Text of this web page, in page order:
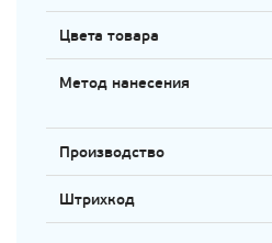
Цвета товара
Метод нанесения
Производство
Штрихкод